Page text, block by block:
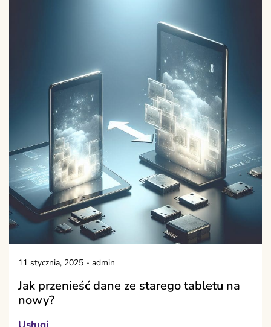
11 stycznia, 2025 - admin
Jak przenieść dane ze starego tabletu na
nowy?